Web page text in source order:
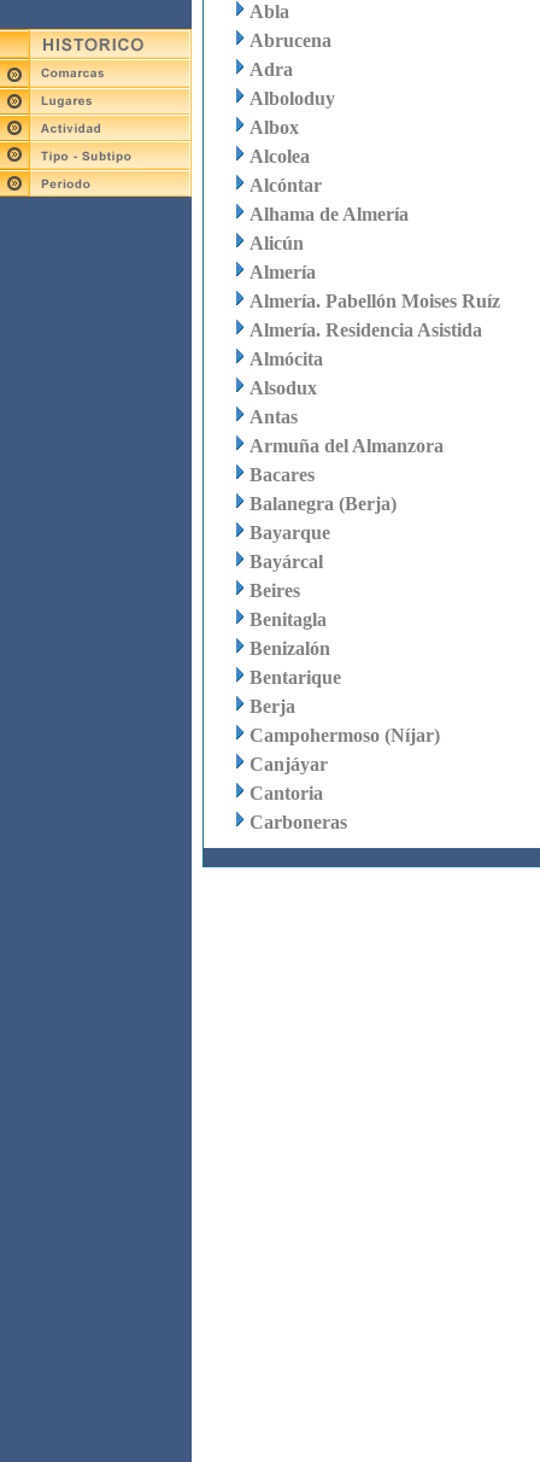
Abla
Abrucena
Adra
Alboloduy
Albox
Alcolea
Alcóntar
Alhama de Almería
Alicún
Almería
Almería. Pabellón Moises Ruíz
Almería. Residencia Asistida
Almócita
Alsodux
Antas
Armuña del Almanzora
Bacares
Balanegra (Berja)
Bayarque
Bayárcal
Beires
Benitagla
Benizalón
Bentarique
Berja
Campohermoso (Níjar)
Canjáyar
Cantoria
Carboneras